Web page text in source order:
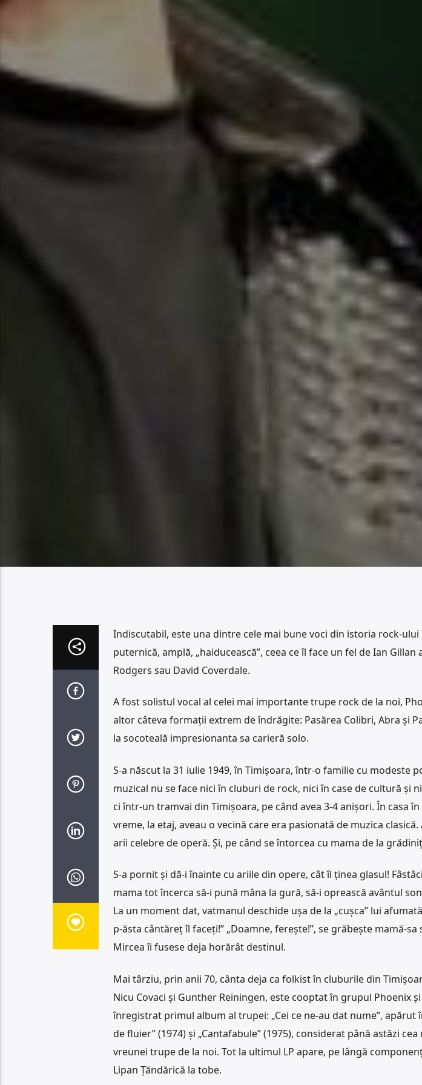
Indiscutabil, este una dintre cele mai bune voci din istoria rock-ului
puternică, amplă, „haiducească”, ceea ce îl face un fel de Ian
Rodgers sau David Coverdale.
A fost solistul vocal al celei mai importante trupe rock de la noi,
altor câteva formații extrem de îndrăgite: Pasărea Colibri, Abra și
la socoteală impresionanta sa carieră solo.
S-a născut la 31 iulie 1949, în Timișoara, într-o familie cu modeste
muzical nu se face nici în cluburi de rock, nici în case de cultură și
ci într-un tramvai din Timișoara, pe când avea 3-4 anișori. În casa
vreme, la etaj, aveau o vecină care era pasionată de muzica
arii celebre de operă. Și, pe când se întorcea cu mama de la
S-a pornit și dă-i înainte cu ariile din opere, cât îl ținea glasul!
mama tot încerca să-i pună mâna la gură, să-i oprească avântul
La un moment dat, vatmanul deschide ușa de la „cușca” lui
p-ăsta cântăreț îl faceți!” „Doamne, ferește!”, se grăbește mamă-
Mircea îi fusese deja horărât destinul.
Mai târziu, prin anii 70, cânta deja ca folkist în cluburile din
Nicu Covaci și Gunther Reiningen, este cooptat în grupul Phoenix și
înregistrat primul album al trupei: „Cei ce ne-au dat nume”, apărut
de fluier” (1974) și „Cantafabule” (1975), considerat până astăzi
vreunei trupe de la noi. Tot la ultimul LP apare, pe lângă
Lipan Țăndărică la tobe.